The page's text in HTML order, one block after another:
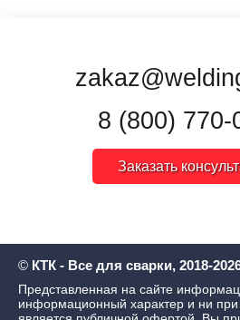
8 (800) 770-
Заказать
© КТК - Все для сварки, 2018-
Представленная на сайте
информационный характер и ни при